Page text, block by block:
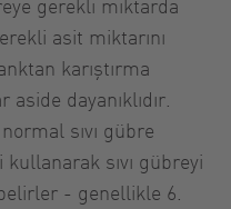
gerekli miktarda
asit miktarını
karıştırma
dayanıklıdır.
sıvı gübre
sıvı gübreyi
- genellikle 6.